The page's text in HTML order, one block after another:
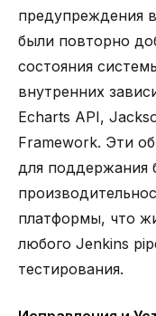
предупреждения
были повторно
состояния
внутренних
Echarts API,
Framework. Эти
для поддержания
платформы, что
любого Jenkins
тестирования.